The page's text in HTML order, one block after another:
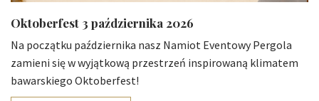
Oktoberfest 3 października 2026
Na początku października nasz Namiot Eventowy Pergola
zamieni się w wyjątkową przestrzeń inspirowaną klimatem
bawarskiego Oktoberfest!